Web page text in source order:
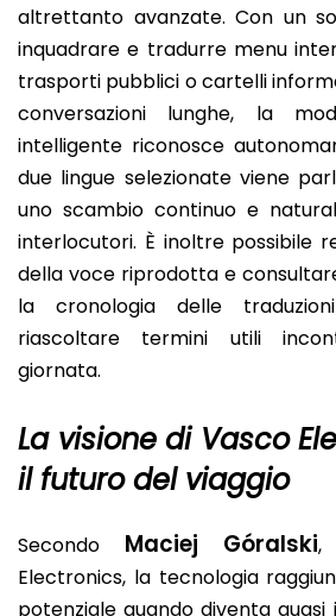
altrettanto avanzate. Con un
inquadrare e tradurre menu
trasporti pubblici o cartelli
conversazioni lunghe, la
intelligente riconosce
due lingue selezionate viene
uno scambio continuo e
interlocutori. È inoltre possibile
della voce riprodotta e
la cronologia delle
riascoltare termini utili
giornata.
La visione di Vasco
il futuro del viaggio
Secondo Maciej Góralski,
Electronics, la tecnologia
potenziale quando diventa quasi